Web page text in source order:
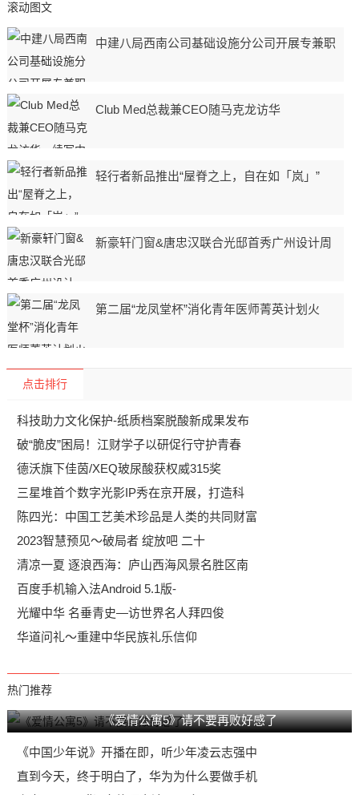
滚动图文
中建八局西南公司基础设施分公司开展专兼职
Club Med总裁兼CEO随马克龙访华
轻行者新品推出“屋脊之上，自在如「岚」”
新豪轩门窗&唐忠汉联合光邸首秀广州设计周
第二届“龙凤堂杯”消化青年医师菁英计划火
点击排行
科技助力文化保护-纸质档案脱酸新成果发布
破“脆皮”困局！江财学子以研促行守护青春
德沃旗下佳茵/XEQ玻尿酸获权威315奖
三星堆首个数字光影IP秀在京开展，打造科
陈四光：中国工艺美术珍品是人类的共同财富
2023智慧预见～破局者 绽放吧 二十
清凉一夏 逐浪西海：庐山西海风景名胜区南
百度手机输入法Android 5.1版-
光耀中华 名垂青史—访世界名人拜四俊
华道问礼～重建中华民族礼乐信仰
热门推荐
《爱情公寓5》请不要再败好感了
《中国少年说》开播在即，听少年凌云志强中
直到今天，终于明白了，华为为什么要做手机